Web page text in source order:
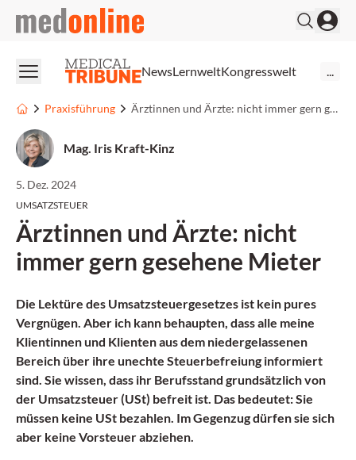
medonline
NewsLernweltKongresswelt
Praxisführung Ärztinnen und Ärzte: nicht immer gern gesehene Mieter
Mag. Iris Kraft-Kinz
5. Dez. 2024
UMSATZSTEUER
Ärztinnen und Ärzte: nicht
immer gern gesehene Mieter
Die Lektüre des Umsatzsteuergesetzes ist kein pures
Vergnügen. Aber ich kann behaupten, dass alle meine
Klientinnen und Klienten aus dem niedergelassenen
Bereich über ihre unechte Steuerbefreiung informiert
sind. Sie wissen, dass ihr Berufsstand grundsätzlich von
der Umsatzsteuer (USt) befreit ist. Das bedeutet: Sie
müssen keine USt bezahlen. Im Gegenzug dürfen sie sich
aber keine Vorsteuer abziehen.